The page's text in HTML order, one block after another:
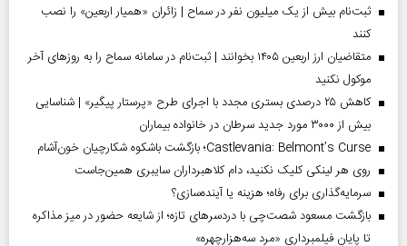
ثبت‌نام بیش از یک میلیون نفر در سماح | زائران «همیار اربعین» را نصب
کنند
متقاضیان ارز اربعین ۱۴۰۵ بخوانند | ثبت‌نام در سامانه سماح را به روز‌های آخر
موکول نکنید
کاهش ۲۵ درصدی بستری مجدد با اجرای طرح «پرستار پیگیر» | شناسایی
بیش از ۳۰۰۰ مورد جدید سرطان در خانواده بیماران
Castlevania: Belmont’s Curse؛ بازگشت باشکوه شکارچیان خون‌آشام
روی هر لینکی کلیک نکنید، دام کلاهبرداران سایبری همین‌جاست
سرمایه‌گذاری برای رفاه؛ هزینه یا آینده‌سازی؟
بازگشت مسعود شصت‌چی با دردسر‌های تازه؛ از شایعه حضور در میز مذاکره
تا پایان فیلمبرداری «مرد سه‌هزارچهره»